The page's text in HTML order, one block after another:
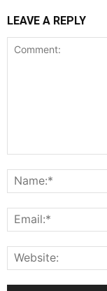
LEAVE A REPLY